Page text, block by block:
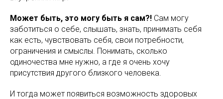
Может быть, это могу быть я сам?! Сам могу
заботиться о себе, слышать, знать, принимать себя
как есть, чувствовать себя, свои потребности,
ограничения и смыслы. Понимать, сколько
одиночества мне нужно, а где я очень хочу
присутствия другого близкого человека.
И тогда может появиться возможность здоровых